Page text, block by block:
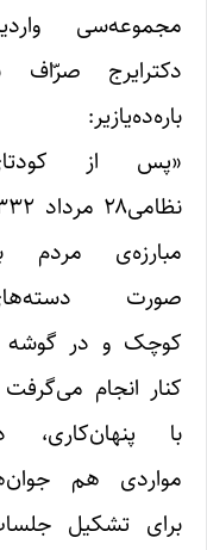
مجموعه‌سی واردیر.
دکتر‌ایرج صرّاف بو
باره‌ده‌یازیر:
«پس از کودتای
نظامی‌۲۸ مرداد ۱۳۳۲
مبارزه‌ی مردم به
صورت دسته‌های
کوچک و در گوشه و
کنار انجام می‌گرفت و
با پنهان‌کاری، در
مواردی هم جوان‌ها‌
برای تشکیل جلسات